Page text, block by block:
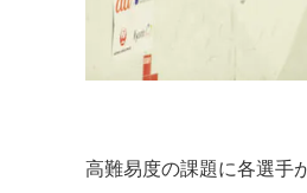
高難易度の課題に各選手